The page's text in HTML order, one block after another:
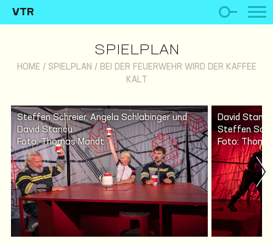
VTR
SPIELPLAN
HOME / SPIELPLAN / BEI DER FEUERWEHR WIRD DER KAFFEE
KALT
Steffen Schreier, Angela Schlabinger und
David Stancu
Foto: Thomas Mandt
David
Steffen
Foto: